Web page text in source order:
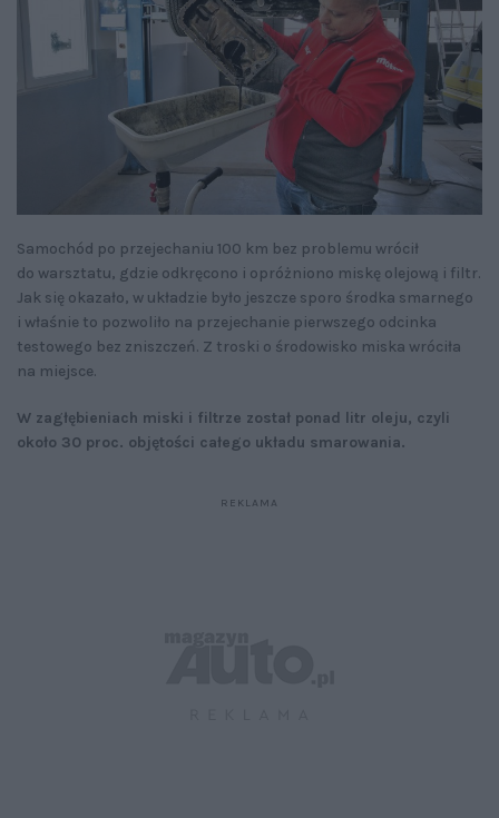
Samochód po przejechaniu 100 km bez problemu wrócił
do warsztatu, gdzie odkręcono i opróżniono miskę olejową i filtr.
Jak się okazało, w układzie było jeszcze sporo środka smarnego
i właśnie to pozwoliło na przejechanie pierwszego odcinka
testowego bez zniszczeń. Z troski o środowisko miska wróciła
na miejsce.
W zagłębieniach miski i filtrze został ponad litr oleju, czyli
około 30 proc. objętości całego układu smarowania.